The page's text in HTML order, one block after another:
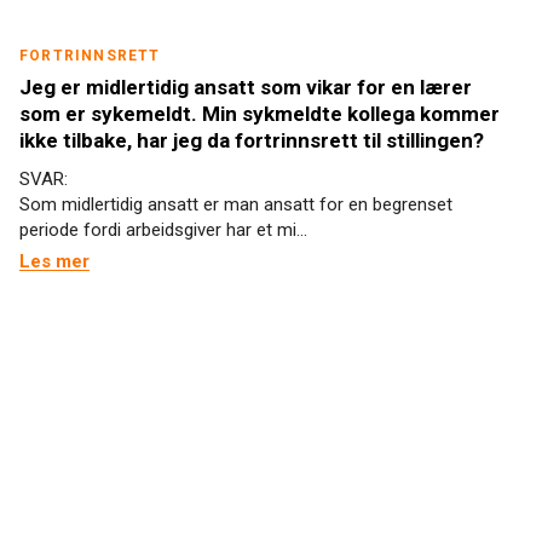
FORTRINNSRETT
Jeg er midlertidig ansatt som vikar for en lærer
som er sykemeldt. Min sykmeldte kollega kommer
ikke tilbake, har jeg da fortrinnsrett til stillingen?
SVAR:
Som midlertidig ansatt er man ansatt for en begrenset
periode fordi arbeidsgiver har et mi...
Les mer